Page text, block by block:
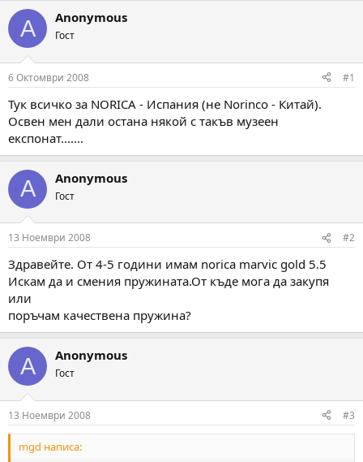
т
о
р
н
а
т
м
а
т
а
а
а
т
а
A Anonymous
Гост
6 Октомври 2008 #1
Тук всичко за NORICA - Испания (не Norinco - Китай).
Освен мен дали остана някой с такъв музеен
експонат.......
A Anonymous
Гост
13 Ноември 2008 #2
Здравейте. От 4-5 години имам norica marvic gold 5.5
Искам да и смения пружината.От къде мога да закупя
или
поръчам качествена пружина?
A Anonymous
Гост
13 Ноември 2008 #3
mgd написа: